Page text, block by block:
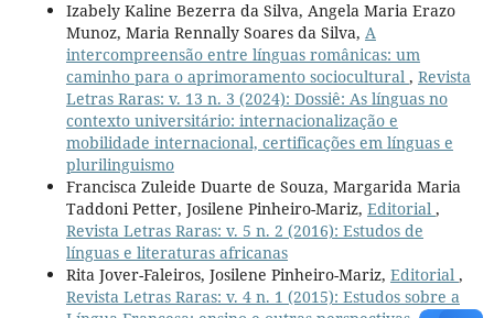
Izabely Kaline Bezerra da Silva, Angela Maria Erazo
Munoz, Maria Rennally Soares da Silva, A
intercompreensão entre línguas românicas: um
caminho para o aprimoramento sociocultural , Revista
Letras Raras: v. 13 n. 3 (2024): Dossiê: As línguas no
contexto universitário: internacionalização e
mobilidade internacional, certificações em línguas e
plurilinguismo
Francisca Zuleide Duarte de Souza, Margarida Maria
Taddoni Petter, Josilene Pinheiro-Mariz, Editorial ,
Revista Letras Raras: v. 5 n. 2 (2016): Estudos de
línguas e literaturas africanas
Rita Jover-Faleiros, Josilene Pinheiro-Mariz, Editorial ,
Revista Letras Raras: v. 4 n. 1 (2015): Estudos sobre a